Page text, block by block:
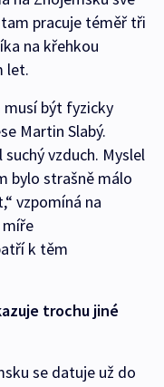
pracuje téměř tři
na křehkou
let.
musí být fyzicky
Martin Slabý.
vzduch. Myslel
bylo strašně málo
vzpomíná na
míře
k těm
trochu jiné
se datuje už do